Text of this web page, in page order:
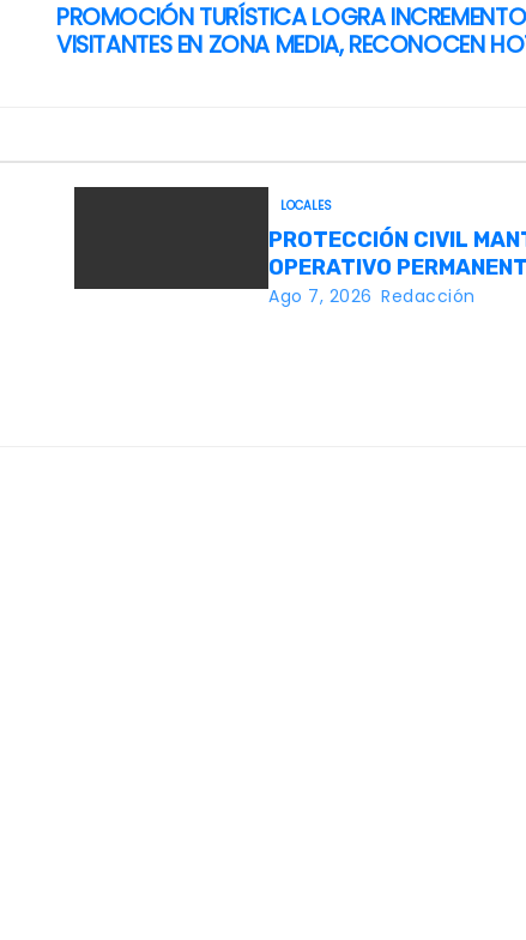
PROMOCIÓN TURÍSTICA LOGRA
VISITANTES EN ZONA MEDIA, RECONOCEN
LOCALES
PROTECCIÓN CIVIL
OPERATIVO
FENAPO 2026
Ago 7, 2026 Redacción